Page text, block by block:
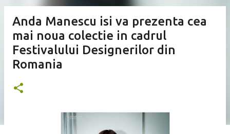
Anda Manescu isi va prezenta cea
mai noua colectie in cadrul
Festivalului Designerilor din
Romania